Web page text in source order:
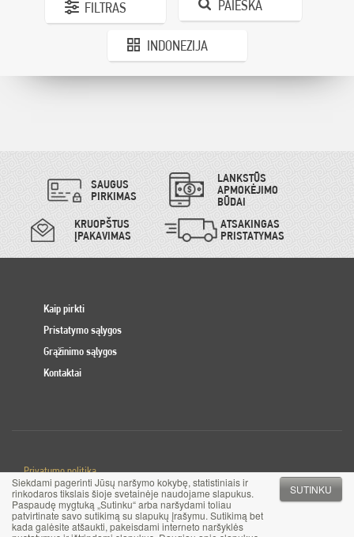
Siekdami pagerinti Jūsų naršymo kokybę, statistiniais ir
rinkodaros tikslais šioje svetainėje naudojame slapukus.
Paspaudę mygtuką „Sutinku“ arba naršydami toliau
patvirtinate savo sutikimą su slapukų įrašymu. Sutikimą bet
kada galėsite atšaukti, pakeisdami interneto naršyklės
SUTINKU
FILTRAS PAIEŠKA
INDONEZIJA
SAUGUS
PIRKIMAS
LANKSTŪS
APMOKĖJIMO
BŪDAI
KRUOPŠTUS
ĮPAKAVIMAS
ATSAKINGAS
PRISTATYMAS
Kaip pirkti
Pristatymo sąlygos
Grąžinimo sąlygos
Kontaktai
Privatumo politika
Slapuku politika
© 2017 MB Pinigai.lt. Visos teisės saugomos